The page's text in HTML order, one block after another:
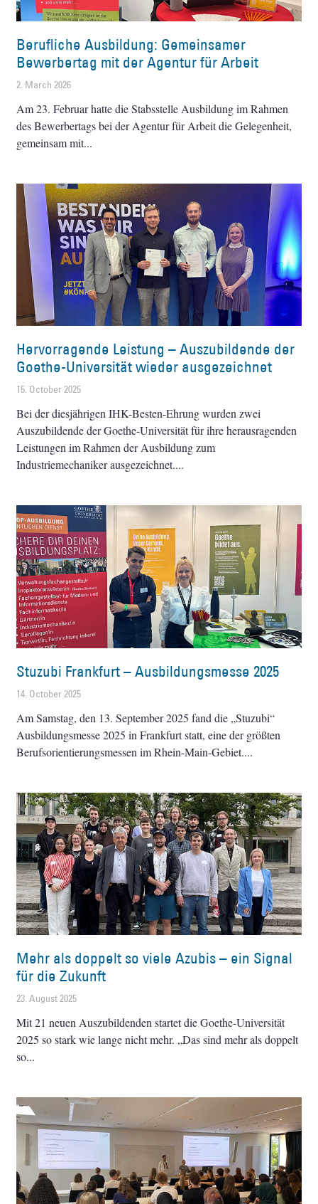
Berufliche Ausbildung: Gemeinsamer
Bewerbertag mit der Agentur für Arbeit
2. March 2026
Am 23. Februar hatte die Stabsstelle Ausbildung im Rahmen
des Bewerbertags bei der Agentur für Arbeit die Gelegenheit,
gemeinsam mit
Hervorragende Leistung – Auszubildende der
Goethe-Universität wieder ausgezeichnet
15. October 2025
Bei der diesjährigen IHK-Besten-Ehrung wurden zwei
Auszubildende der Goethe-Universität für ihre herausragenden
Leistungen im Rahmen der Ausbildung zum
Industriemechaniker ausgezeichnet.
Stuzubi Frankfurt – Ausbildungsmesse 2025
14. October 2025
Am Samstag, den 13. September 2025 fand die „Stuzubi“
Ausbildungsmesse 2025 in Frankfurt statt, eine der größten
Berufsorientierungsmessen im Rhein-Main-Gebiet.
Mehr als doppelt so viele Azubis – ein Signal
für die Zukunft
23. August 2025
Mit 21 neuen Auszubildenden startet die Goethe-Universität
2025 so stark wie lange nicht mehr. „Das sind mehr als doppelt
so